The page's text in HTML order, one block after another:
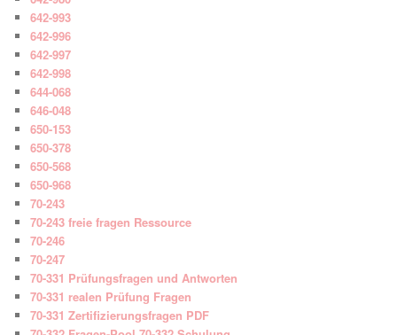
642-993
642-996
642-997
642-998
644-068
646-048
650-153
650-378
650-568
650-968
70-243
70-243 freie fragen Ressource
70-246
70-247
70-331 Prüfungsfragen und Antworten
70-331 realen Prüfung Fragen
70-331 Zertifizierungsfragen PDF